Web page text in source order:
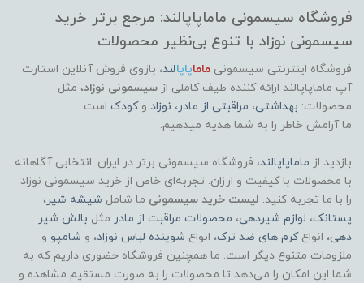
فروشگاه سیسمونی ماماپاپالند: مرجع برتر خرید
سیسمونی نوزاد با تنوع بی‌نظیر محصولات
فروشگاه اینترنتی سیسمونی ماماپاپالند، بازوی فروش آنلاین استارت
آپ ماماپاپالند ارائه کننده طیف کاملی از سیسمونی نوزاد، مثل
محصولات: بهداشتی، مراقبتی از مادر ، نوزاد وکودک است.
ما آرامش خاطر را به شما هدیه میدهیم.
بازدید از ماماپاپالند، فروشگاه سیسمونی برتر در ایران. انتخابی آگاهانه
با محصولات با کیفیت و ارزان. تجربه‌ای خاص از خرید سیسمونی نوزاد
را با ما تجربه کنید. لیست خرید سیسمونی ما شامل شیشه شیر ،
پستانک، لوازم شیردهی، محصولات مراقبت از مادر مثل بالش شیر
دهی، انواعکرم های ضد ترک، انواع شوینده لباس نوزاد، و شامپو و
ملزومات متنوع دیگر است. ما همچنین فروشگاه حضوری داریم که به
شما این امکان را می‌دهد تا محصولات را به صورت مستقیم مشاهده و